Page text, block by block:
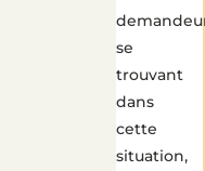
se
trouvant
dans
cette
situation,